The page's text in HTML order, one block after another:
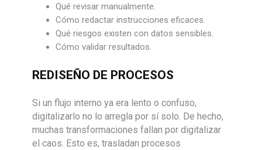
Qué revisar manualmente.
Cómo redactar instrucciones eficaces.
Qué riesgos existen con datos sensibles.
Cómo validar resultados.
REDISEÑO DE PROCESOS
Si un flujo interno ya era lento o confuso,
digitalizarlo no lo arregla por sí solo. De hecho,
muchas transformaciones fallan por digitalizar
el caos. Esto es, trasladan procesos